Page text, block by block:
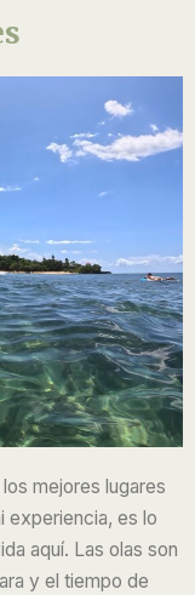
mejores lugares
experiencia, es lo
aquí. Las olas son
y el tiempo de